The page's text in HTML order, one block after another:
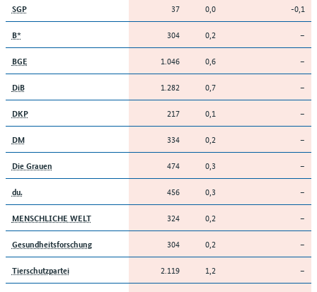
SGP 37 0,0 -0,1
B* 304 0,2 –
BGE 1.046 0,6 –
DiB 1.282 0,7 –
DKP 217 0,1 –
DM 334 0,2 –
Die Grauen 474 0,3 –
du. 456 0,3 –
MENSCHLICHE WELT 324 0,2 –
Gesundheitsforschung 304 0,2 –
Tierschutzpartei 2.119 1,2 –